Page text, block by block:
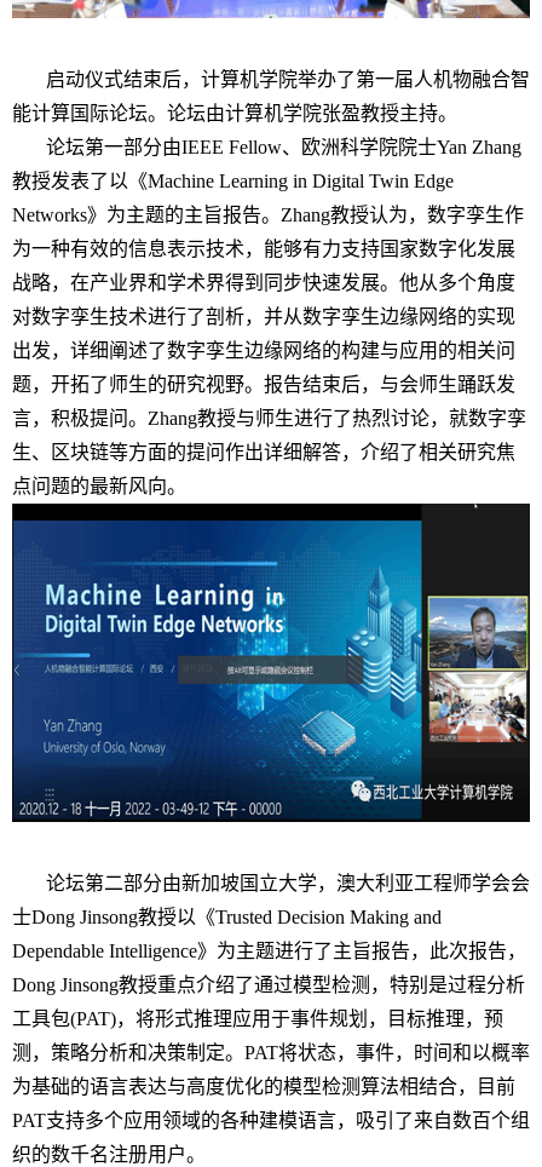
启动仪式结束后，计算机学院举办了第一届人机物融合智
能计算国际论坛。论坛由计算机学院张盈教授主持。
论坛第一部分由IEEE Fellow、欧洲科学院院士Yan Zhang
教授发表了以《Machine Learning in Digital Twin Edge
Networks》为主题的主旨报告。 Zhang教授认为，数字孪生作
为一种有效的信息表示技术，能够有力支持国家数字化发展
战略，在产业界和学术界得到同步快速发展。他从多个角度
对数字孪生技术进行了剖析，并从数字孪生边缘网络的实现
出发，详细阐述了数字孪生边缘网络的构建与应用的相关问
题，开拓了师生的研究视野。报告结束后，与会师生踊跃发
言，积极提问。 Zhang教授与师生进行了热烈讨论，就数字孪
生、区块链等方面的提问作出详细解答，介绍了相关研究焦
点问题的最新风向。
论坛第二部分由新加坡国立大学，澳大利亚工程师学会会
士Dong Jinsong教授以《Trusted Decision Making and
Dependable Intelligence》为主题进行了主旨报告，此次报告，
Dong Jinsong教授重点介绍了通过模型检测，特别是过程分析
工具包(PAT)，将形式推理应用于事件规划，目标推理，预
测，策略分析和决策制定。 PAT将状态，事件，时间和以概率
为基础的语言表达与高度优化的模型检测算法相结合，目前
PAT支持多个应用领域的各种建模语言，吸引了来自数百个组
织的数千名注册用户。